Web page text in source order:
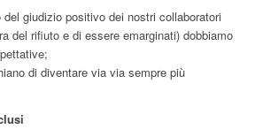
giudizio positivo dei nostri collaboratori
del rifiuto e di essere emarginati) dobbiamo
di diventare via via sempre più